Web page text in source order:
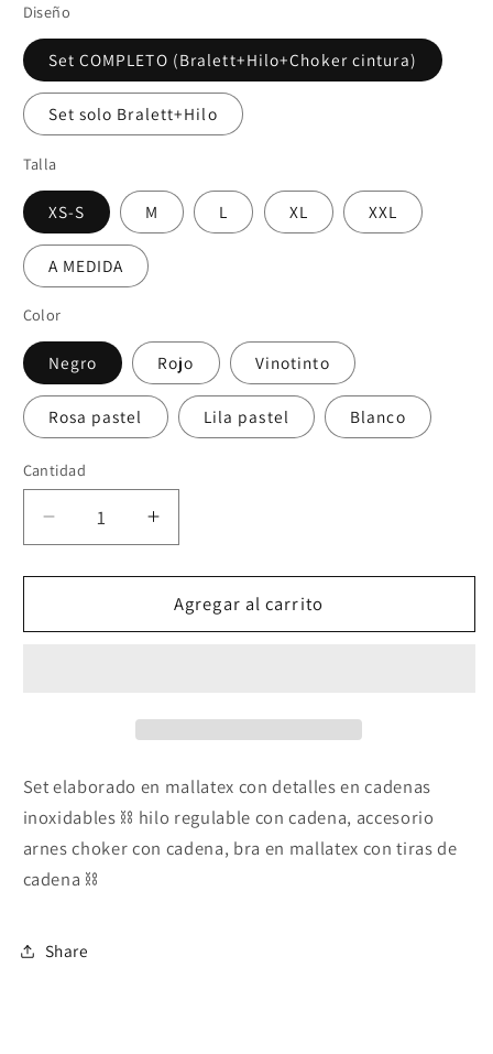
Diseño
Set COMPLETO (Bralett+Hilo+Choker cintura)
Set solo Bralett+Hilo
Talla
XS-S M L XL XXL
A MEDIDA
Color
Negro Rojo Vinotinto
Rosa pastel Lila pastel Blanco
Cantidad
Reducir
cantidad
para
SCORPIUS✨️
Aumentar
cantidad
para
Set
SCORPIUS✨️
Agregar al carrito
Set elaborado en mallatex con detalles en cadenas
inoxidables ⛓️ hilo regulable con cadena, accesorio
arnes choker con cadena, bra en mallatex con tiras de
cadena ⛓️
Share